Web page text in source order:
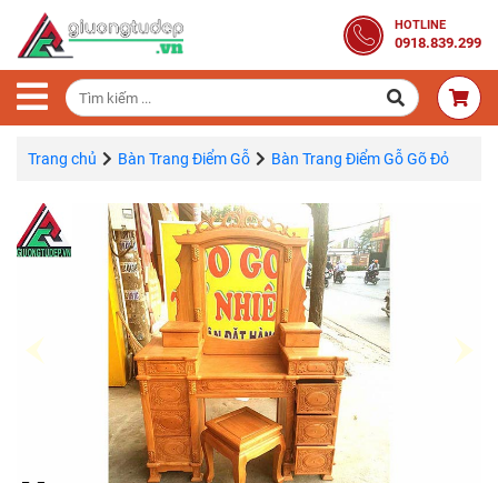
HOTLINE
0918.839.299
Trang
Chủ
Combo
Phòng
Ngủ
Giường
Gỗ
Trang chủ Bàn Trang Điểm Gỗ Bàn Trang Điểm Gỗ Gõ Đỏ